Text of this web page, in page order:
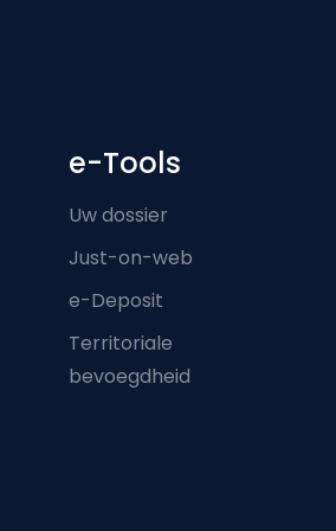
e-Tools
Uw dossier
Just-on-web
e-Deposit
Territoriale
bevoegdheid